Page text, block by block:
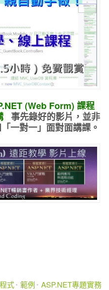
(Web Form) 課程
事先錄好的影片，並非
「一對一」面對面講課。
式 範例
ASP.NET專題實務